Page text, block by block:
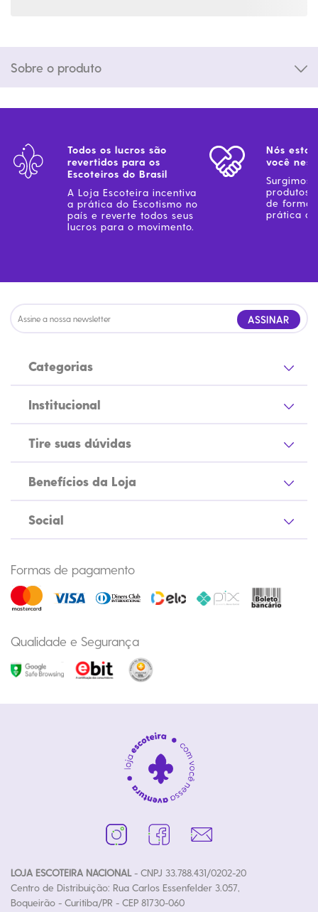
Sobre o produto
Todos os lucros são
revertidos para os
Escoteiros do Brasil
A Loja Escoteira incentiva
a prática do Escotismo no
país e reverte todos seus
lucros para o movimento.
Nós
você
Surgimos
produtos
de forma
prática
ASSINAR
Categorias
Institucional
Tire suas dúvidas
Benefícios da Loja
Social
Formas de pagamento
Qualidade e Segurança
LOJA ESCOTEIRA NACIONAL- CNPJ 33.788.431/0202-20
Centro de Distribuição: Rua Carlos Essenfelder 3.057,
Boqueirão - Curitiba/PR - CEP 81730-060